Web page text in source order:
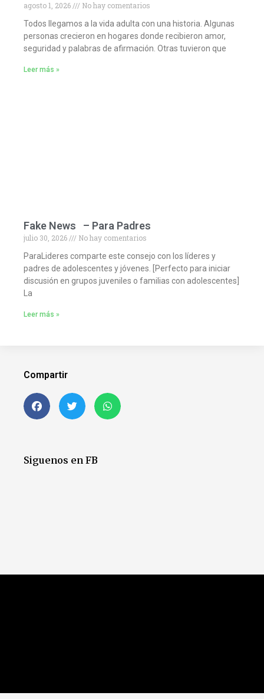
agosto 1, 2026
No hay comentarios
Todos llegamos a la vida adulta con una historia. Algunas
personas crecieron en hogares donde recibieron amor,
seguridad y palabras de afirmación. Otras tuvieron que
Leer más »
Fake News – Para Padres
julio 30, 2026
No hay comentarios
ParaLideres comparte este consejo con los líderes y
padres de adolescentes y jóvenes. [Perfecto para iniciar
discusión en grupos juveniles o familias con adolescentes]
La
Leer más »
Compartir
Siguenos en FB